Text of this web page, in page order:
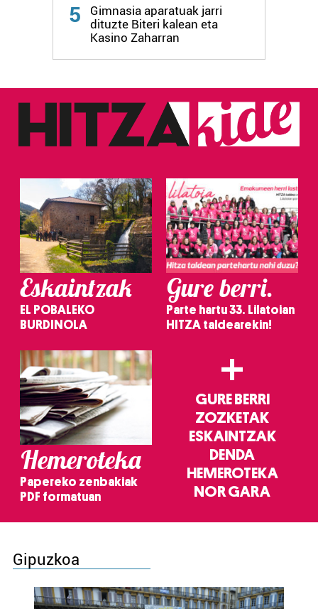
fitxategiak erabiltzen ditu. Zure esperientzia eta
zerbitzuak hobetzeko asmoz, cookie teknologiaz
irakurri
5
Gimnasia aparatuak jarri
dituzte Biteri kalean eta
Kasino Zaharran
Eskaintzak
EL POBALEKO
BURDINOLA
Gure berri.
Parte hartu 33. Lilatoian
HITZA taldearekin!
Hemeroteka
Papereko zenbakiak
PDF formatuan
+
GURE BERRI
ZOZKETAK
ESKAINTZAK
DENDA
HEMEROTEKA
NOR GARA
Gipuzkoa